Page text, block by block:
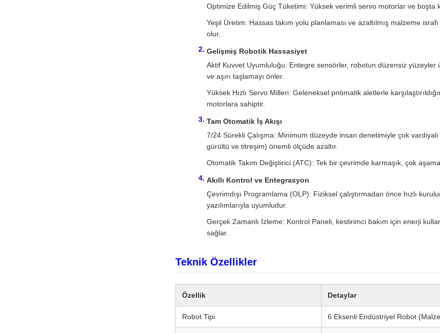
Optimize Edilmiş Güç Tüketimi: Yüksek verimli servo motorlar ve boşta
Yeşil Üretim: Hassas takım yolu planlaması ve azaltılmış malzeme
olur.
Gelişmiş Robotik Hassasiyet
Aktif Kuvvet Uyumluluğu: Entegre sensörler, robotun düzensiz
ve aşırı taşlamayı önler.
Yüksek Hızlı Servo Milleri: Geleneksel pnömatik aletlerle
motorlara sahiptir.
Tam Otomatik İş Akışı
7/24 Sürekli Çalışma: Minimum düzeyde insan denetimiyle çok
gürültü ve titreşim) önemli ölçüde azaltır.
Otomatik Takım Değiştirici (ATC): Tek bir çevrimde karmaşık, çok
Akıllı Kontrol ve Entegrasyon
Çevrimdışı Programlama (OLP): Fiziksel çalıştırmadan önce hızlı
yazılımlarıyla uyumludur.
Gerçek Zamanlı İzleme: Kontrol Paneli, kestirimci bakım için enerji
sağlar.
Teknik Özellikler
Özellik Detaylar
Robot Tipi 6 Eksenli Endüstriyel Robot